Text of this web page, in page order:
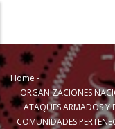
main
content
Home -
ORGANIZACIONES
ATAQUES ARMADOS Y
COMUNIDADES